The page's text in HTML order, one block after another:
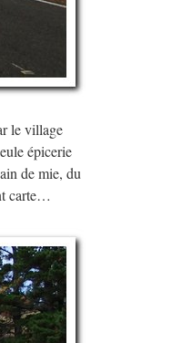
le village
épicerie
de mie, du
carte…